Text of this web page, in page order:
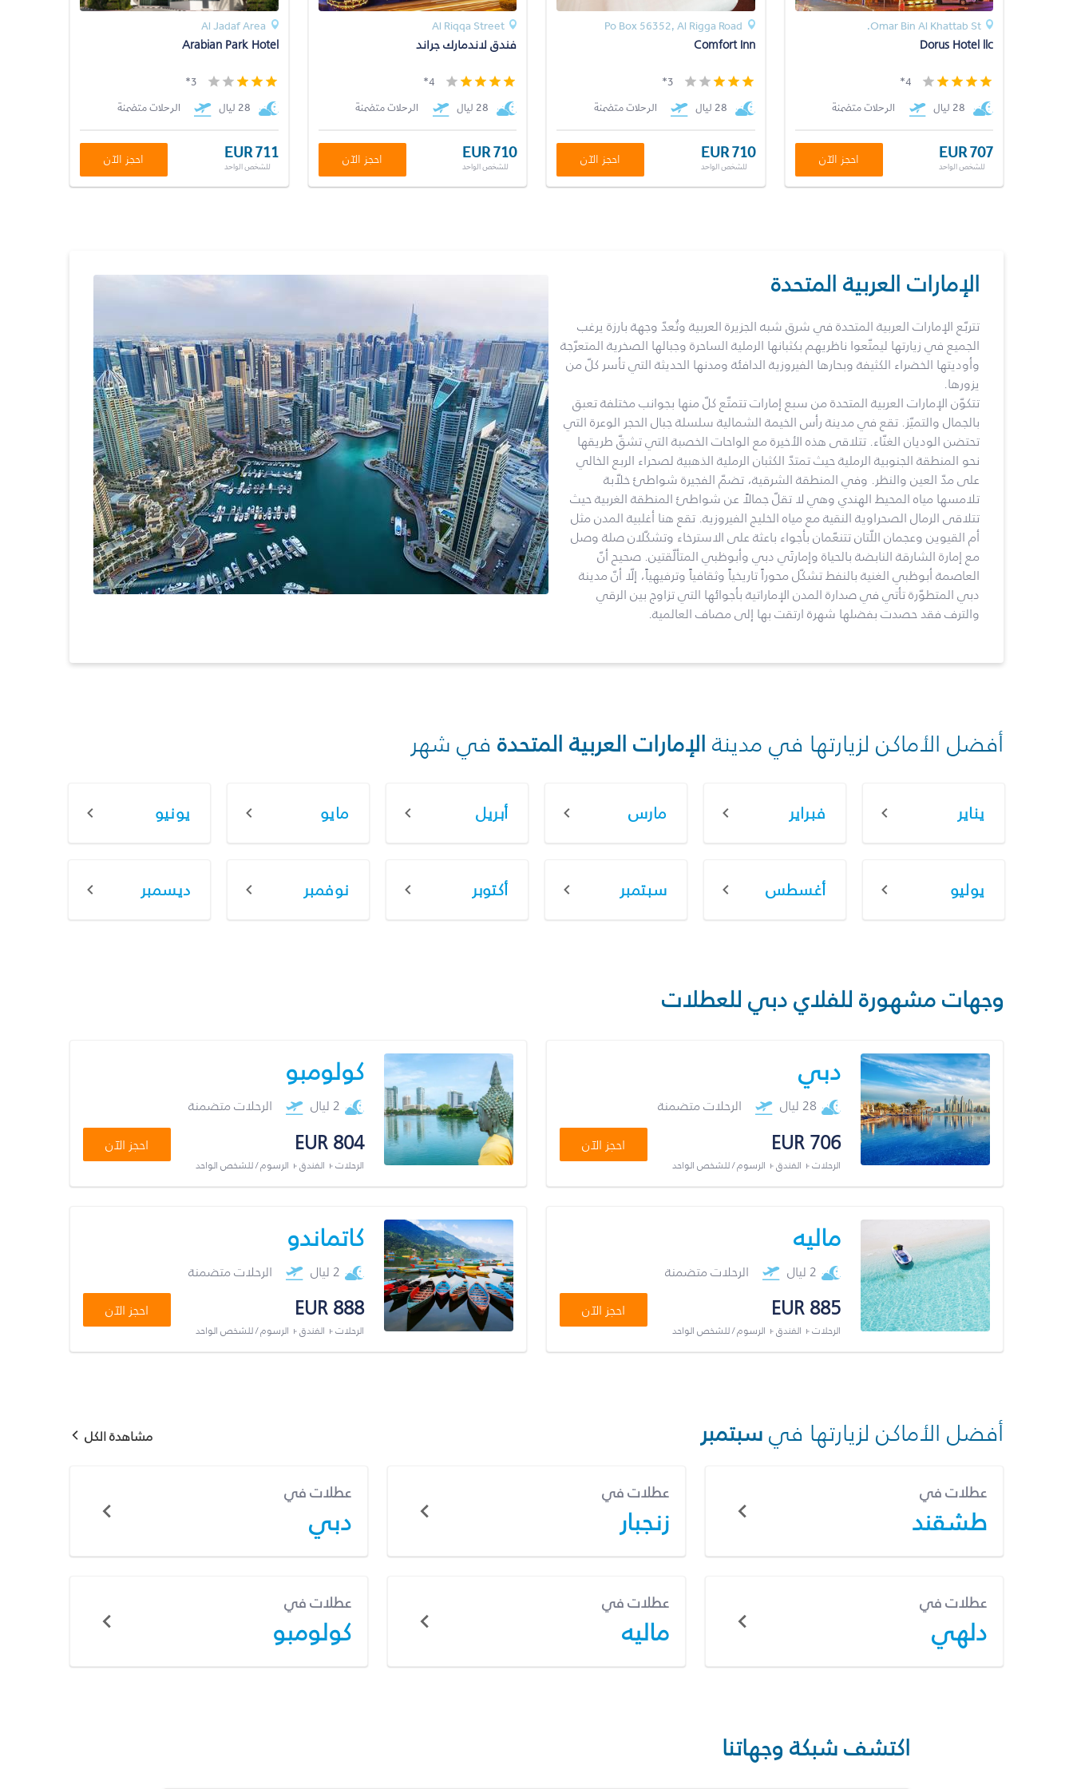
Omar Bin Al Khattab St.
Dorus Hotel llc
4*
28 ليال
الرحلات متضمنة
EUR 707
للشخص الواحد احجز الآن
Po Box 56352, Al Rigga Road
Comfort Inn
3*
28 ليال
الرحلات متضمنة
EUR 710
للشخص الواحد احجز الآن
Al Riqqa Street
فندق لاندمارك جراند
4*
28 ليال
الرحلات متضمنة
EUR 710
للشخص الواحد احجز الآن
Al Jadaf Area
Arabian Park Hotel
3*
28 ليال
الرحلات متضمنة
EUR 711
للشخص الواحد احجز الآن
الإمارات العربية المتحدة
تتربّع الإمارات العربية المتحدة في شرق شبه الجزيرة العربية وتُعدّ وجهة بارزة يرغب
الجميع في زيارتها ليمتّعوا ناظريهم بكثبانها الرملية الساحرة وجبالها الصخرية المتعرّجة
وأوديتها الخضراء الكثيفة وبحارها الفيروزية الدافئة ومدنها الحديثة التي تأسر كلّ من
يزورها.
تتكوّن الإمارات العربية المتحدة من سبع إمارات تتمتّع كلّ منها بجوانب مختلفة تعبق
بالجمال والتميّز. تقع في مدينة رأس الخيمة الشمالية سلسلة جبال الحجر الوعرة التي
تحتضن الوديان الغنّاء. تتلاقى هذه الأخيرة مع الواحات الخصبة التي تشقّ طريقها
نحو المنطقة الجنوبية الرملية حيث تمتدّ الكثبان الرملية الذهبية لصحراء الربع الخالي
على مدّ العين والنظر. وفي المنطقة الشرقية، تضمّ الفجيرة شواطئ خلاّبة
تلامسها مياه المحيط الهندي وهي لا تقلّ جمالاً عن شواطئ المنطقة الغربية حيث
تتلاقى الرمال الصحراوية النقية مع مياه الخليج الفيروزية. تقع هنا أغلبية المدن مثل
أم القيوين وعجمان اللّتان تتنعّمان بأجواء باعثة على الاسترخاء وتشكّلان صلة وصل
مع إمارة الشارقة النابضة بالحياة وإمارتَي دبي وأبوظبي المتألّقتين. صحيح أنّ
العاصمة أبوظبي الغنية بالنفط تشكّل محوراً تاريخياً وثقافياً وترفيهياً، إلّا أنّ مدينة
دبي المتطوّرة تأتي في صدارة المدن الإماراتية بأجوائها التي تزاوج بين الرقي
والترف فقد حصدت بفضلها شهرة ارتقت بها إلى مصاف العالمية.
أفضل الأماكن لزيارتها في مدينة الإمارات العربية المتحدة في شهر
يناير فبراير مارس أبريل مايو يونيو
يوليو أغسطس سبتمبر أكتوبر نوفمبر ديسمبر
وجهات مشهورة للفلاي دبي للعطلات
دبي
28 ليال الرحلات متضمنة
EUR 706
الرحلات + الفندق + الرسوم / للشخص الواحد
احجز الآن
كولومبو
2 ليال الرحلات متضمنة
EUR 804
الرحلات + الفندق + الرسوم / للشخص الواحد
احجز الآن
ماليه
2 ليال الرحلات متضمنة
EUR 885
الرحلات + الفندق + الرسوم / للشخص الواحد
احجز الآن
كاتماندو
2 ليال الرحلات متضمنة
EUR 888
الرحلات + الفندق + الرسوم / للشخص الواحد
احجز الآن
أفضل الأماكن لزيارتها فيسبتمبر مشاهدة الكل
عطلات في
طشقند
عطلات في
زنجبار
عطلات في
دبي
عطلات في
دلهي
عطلات في
ماليه
عطلات في
كولومبو
اكتشف شبكة وجهاتنا